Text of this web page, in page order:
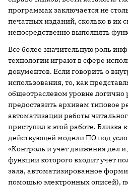
программах заключается не
печатных изданий, сколько в их
непосредственно выполнять
Все более значительную роль
технологии играют в сфере
документов. Если говорить о
использования, то, как
общеотраслевом уровне логично
предоставить архивам типовое
автоматизации работы
приступил к этой работе. Близка
действующей модели ПО под
«Контроль и учет движения дел и
функции которого входит учет
зала, автоматизированное
помощью электронных описей),